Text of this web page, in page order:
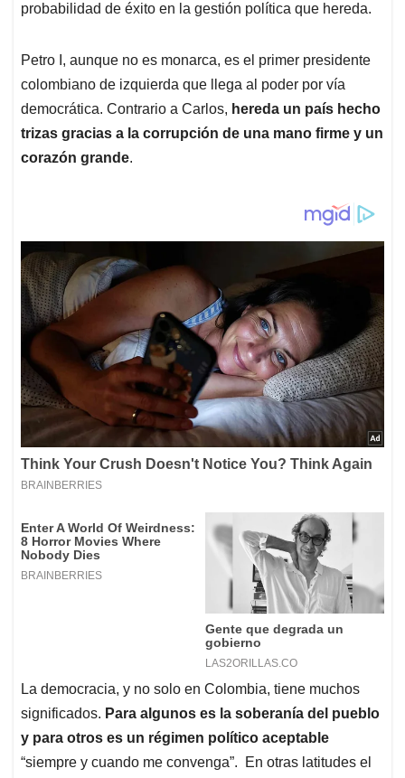
probabilidad de éxito en la gestión política que hereda.
Petro I, aunque no es monarca, es el primer presidente
colombiano de izquierda que llega al poder por vía
democrática. Contrario a Carlos, hereda un país hecho
trizas gracias a la corrupción de una mano firme y un
corazón grande.
La democracia, y no solo en Colombia, tiene muchos
significados. Para algunos es la soberanía del pueblo
y para otros es un régimen político aceptable
“siempre y cuando me convenga”.
En otras latitudes el